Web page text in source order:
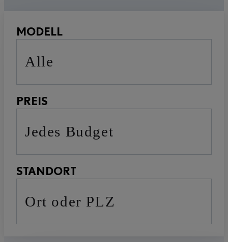
MODELL
Alle
PREIS
Jedes Budget
STANDORT
Ort oder PLZ